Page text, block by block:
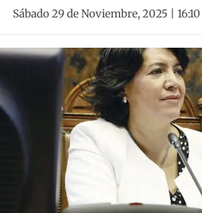
Sábado 29 de Noviembre, 2025 | 16:10